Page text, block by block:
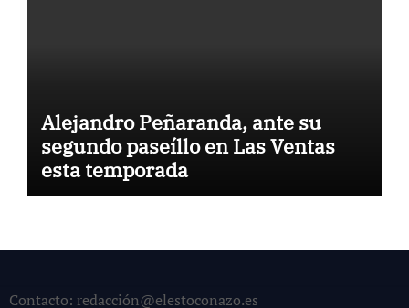
Alejandro Peñaranda, ante su
segundo paseíllo en Las Ventas
esta temporada
Contacto: redacción@elestoconazo.es